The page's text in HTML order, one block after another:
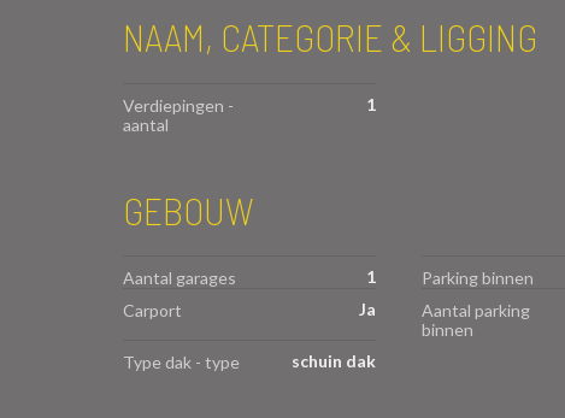
NAAM, CATEGORIE & LIGGING
Verdiepingen -
aantal
1
GEBOUW
Aantal garages 1 Parking binnen
Carport
Ja
Aantal parking
binnen
Type dak - type schuin dak